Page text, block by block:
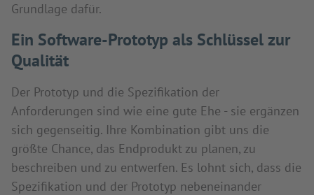
Grundlage dafür.
Ein Software-Prototyp als Schlüssel zur
Qualität
Der Prototyp und die Spezifikation der
Anforderungen sind wie eine gute Ehe - sie ergänzen
sich gegenseitig. Ihre Kombination gibt uns die
größte Chance, das Endprodukt zu planen, zu
beschreiben und zu entwerfen. Es lohnt sich, dass die
Spezifikation und der Prototyp nebeneinander